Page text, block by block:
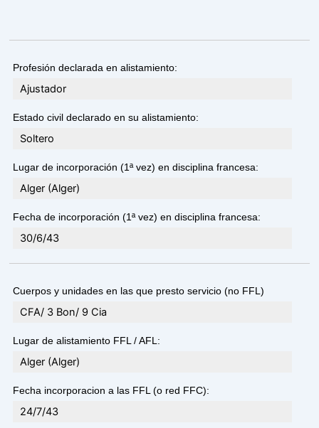
Profesión declarada en alistamiento:
Ajustador
Estado civil declarado en su alistamiento:
Soltero
Lugar de incorporación (1ª vez) en disciplina francesa:
Alger (Alger)
Fecha de incorporación (1ª vez) en disciplina francesa:
30/6/43
Cuerpos y unidades en las que presto servicio (no FFL)
CFA/ 3 Bon/ 9 Cia
Lugar de alistamiento FFL / AFL:
Alger (Alger)
Fecha incorporacion a las FFL (o red FFC):
24/7/43